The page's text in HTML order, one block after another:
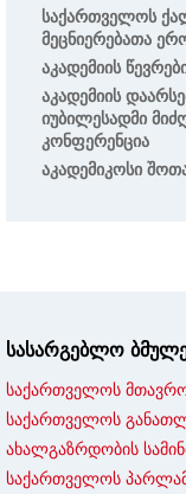
Საქართველოს
Მეცნიერებათა
Აკადემიის
Აკადემიის
Იუბილესადმი
Კონფერენცია
Აკადემიკოსი
სასარგებლო
საქართველოს
საქართველოს
ახალგაზრდობის
საქართველოს